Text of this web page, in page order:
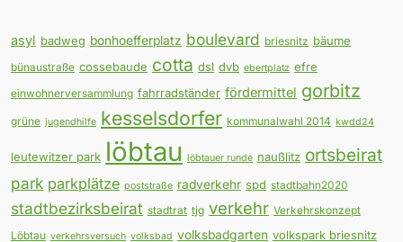
asyl badweg bonhoefferplatz boulevard briesnitz bäume
bünaustraße cossebaude cotta dsl dvb ebertplatz efre
einwohnerversammlung fahrradständer fördermittel gorbitz
grüne jugendhilfe kesselsdorfer kommunalwahl 2014 kwdd24
leutewitzer park löbtau löbtauer runde naußlitz ortsbeirat
park parkplätze poststraße radverkehr spd stadtbahn2020
stadtbezirksbeirat stadtrat tjg verkehr Verkehrskonzept
Löbtau verkehrsversuch volksbad volksbadgarten volkspark briesnitz